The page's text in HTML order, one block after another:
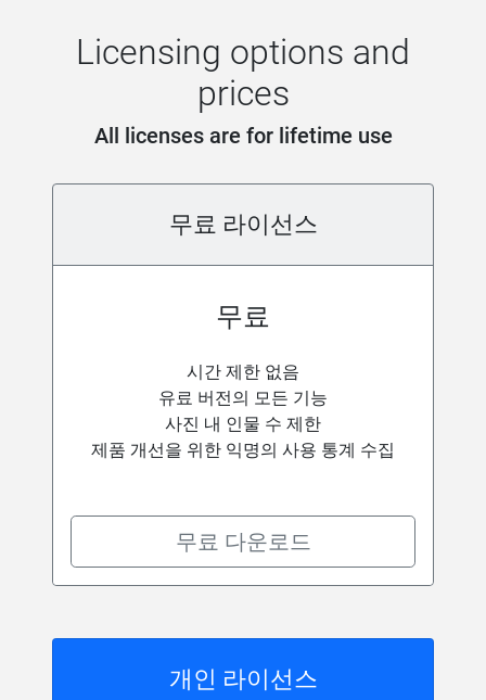
Licensing options and
prices
All licenses are for lifetime use
무료 라이선스
무료
시간 제한 없음
유료 버전의 모든 기능
사진 내 인물 수 제한
제품 개선을 위한 익명의 사용 통계 수집
무료 다운로드
개인 라이선스